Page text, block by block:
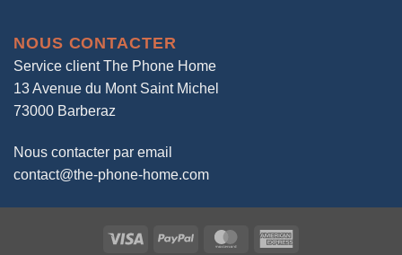
NOUS CONTACTER
Service client The Phone Home
13 Avenue du Mont Saint Michel
73000 Barberaz
Nous contacter par email
contact@the-phone-home.com
Visa PayPal MasterCard